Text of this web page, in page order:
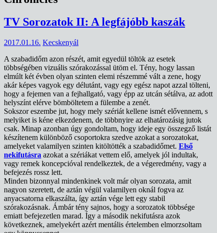
TV Sorozatok II: A legfájóbb kaszák
2017.01.16. Kecskenyál
A szabadidőm azon részét, amit egyedül töltök az esetek
többségében vizuális szórakozással ütöm el. Tény, hogy lassan
elmúlt két évben olyan szinten elemi részemmé vált a zene, hogy
akár képes vagyok egy délutánt, vagy egy egész napot azzal tölteni,
hogy a fejemen van a fejhallgató, vagy épp az utcán sétálva, az adott
helyszínt elérve bömböltetem a fülembe a zenét.
Sokszor eszembe jut, hogy mely szériát kellene ismét elővennem, s
melyiket is kéne elkezdenem, de többnyire az elhatározásig jutok
csak. Minap azonban úgy gondoltam, hogy ideje egy összegző listát
készítenem különböző csoportokra szedve azokat a sorozatokat,
amelyeket valamilyen szinten kitöltötték a szabadidőmet. Első
nekifutásra azokat a szériákat vettem elő, amelyek jól indultak,
vagy remek koncepcióval rendelkeztek, de a végeredmény, vagy a
befejezés rossz lett.
Minden bizonnyal mindenkinek volt már olyan sorozata, amit
nagyon szeretett, de aztán végül valamilyen oknál fogva az
anyacsatorna elkaszálta, így aztán vége lett egy stabil
szórakozásnak. Ámbár tény sajnos, hogy a sorozatok többsége
emiatt befejezetlen marad. Így a második nekifutásra azok
következnek, amelyekért azért mentális értelemben elmorzsoltam